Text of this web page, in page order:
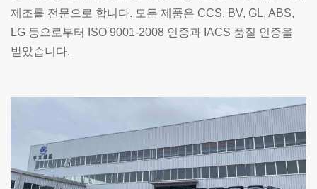
제조를 전문으로 합니다. 모든 제품은 CCS, BV, GL, ABS,
LG 등으로부터 ISO 9001-2008 인증과 IACS 품질 인증을
받았습니다.